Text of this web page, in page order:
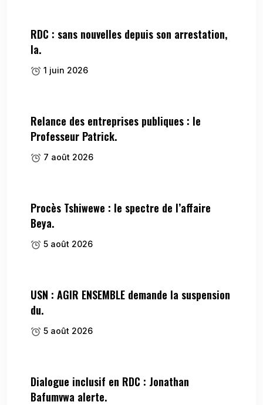
RDC : sans nouvelles depuis son arrestation,
la.
1 juin 2026
Relance des entreprises publiques : le
Professeur Patrick.
7 août 2026
Procès Tshiwewe : le spectre de l’affaire
Beya.
5 août 2026
USN : AGIR ENSEMBLE demande la suspension
du.
5 août 2026
Dialogue inclusif en RDC : Jonathan
Bafumvwa alerte.